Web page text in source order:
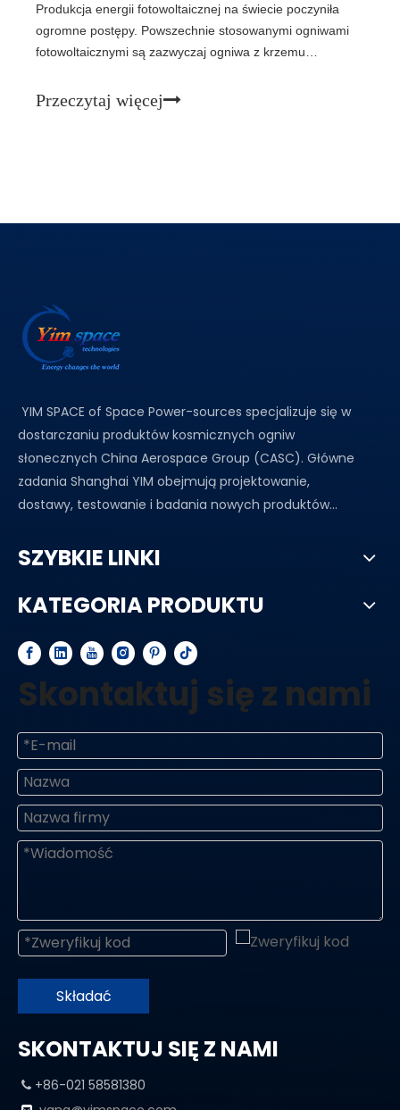
Produkcja energii fotowoltaicznej na świecie poczyniła
ogromne postępy. Powszechnie stosowanymi ogniwami
fotowoltaicznymi są zazwyczaj ogniwa z krzemu
Jednakże, ze względu na ograniczone możliwości dostaw
Przeczytaj więcej
YIM SPACE of Space Power-sources specjalizuje się w
dostarczaniu produktów kosmicznych ogniw
słonecznych China Aerospace Group (CASC). Główne
zadania Shanghai YIM obejmują projektowanie,
dostawy, testowanie i badania nowych produktów...
SZYBKIE LINKI
KATEGORIA PRODUKTU
Skontaktuj się z nami
Składać
SKONTAKTUJ SIĘ Z NAMI
 +86-021 58581380